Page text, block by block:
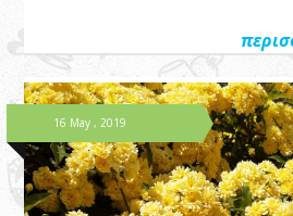
16 May , 2019